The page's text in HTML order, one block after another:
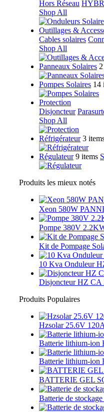
Hors Réseau
Shop All
Outillages &
Cables solaires
Shop All
Panneaux Solaires
Pompes Solaires 14
Protection
Disjoncteur
Shop All
Réfrigérateur 3
Régulateur 9 items
Produits les mieux notés
Xeon 580W
Pompe 380V
Kit de Pompage
10 Kva Onduleur
Disjoncteur HZ CA
Produits Populaires
Hzsolar 25.6V
Batterie lithium-ion
Batterie lithium-ion
BATTERIE GEL
Batterie de